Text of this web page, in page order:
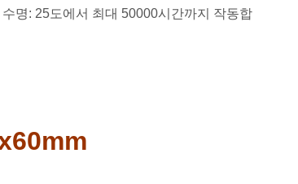
명: 25도에서 최대 50000시간까지 작동합